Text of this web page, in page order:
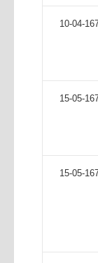
10-04-
15-05-
15-05-